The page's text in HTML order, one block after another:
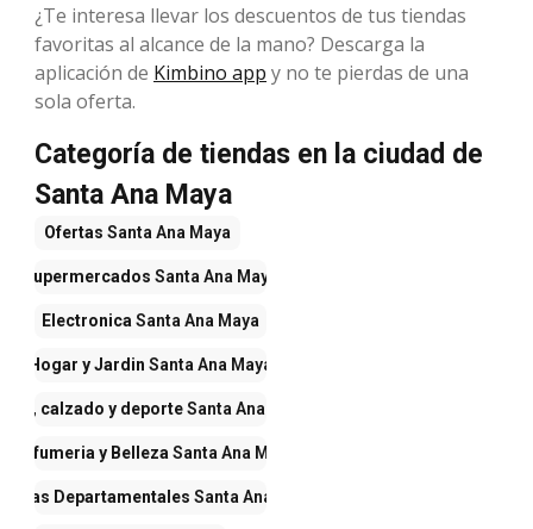
¿Te interesa llevar los descuentos de tus tiendas
favoritas al alcance de la mano? Descarga la
aplicación de Kimbino app y no te pierdas de una
sola oferta.
Categoría de tiendas en la ciudad de
Santa Ana Maya
Ofertas Santa Ana Maya
Supermercados Santa Ana Maya
Electronica Santa Ana Maya
Hogar y Jardin Santa Ana Maya
calzado y deporteSanta Ana Maya
Perfumeria y Belleza Santa Ana Maya
Departamentales Santa Ana Maya